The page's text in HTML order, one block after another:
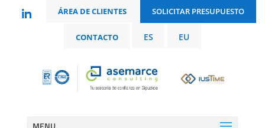
ÁREA DE CLIENTES SOLICITAR PRESUPUESTO
CONTACTO ES EU